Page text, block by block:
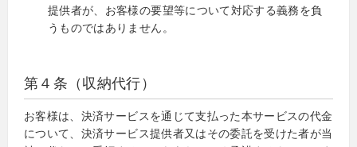
提供者が、お客様の要望等について対応する義務を負
うものではありません。
第４条（収納代行）
お客様は、決済サービスを通じて支払った本サービスの代金
について、決済サービス提供者又はその委託を受けた者が当